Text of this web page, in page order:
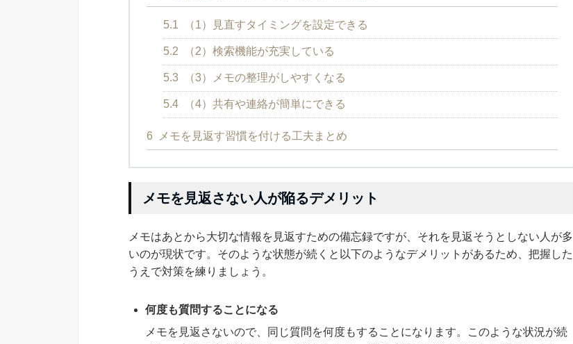
5.1 （1）見直すタイミングを設定できる
5.2 （2）検索機能が充実している
5.3 （3）メモの整理がしやすくなる
5.4 （4）共有や連絡が簡単にできる
6 メモを見返す習慣を付ける工夫まとめ
メモを見返さない人が陥るデメリット
メモはあとから大切な情報を見返すための備忘録ですが、それを見返そうとしない人が多
いのが現状です。そのような状態が続くと以下のようなデメリットがあるため、把握した
うえで対策を練りましょう。
何度も質問することになる
メモを見返さないので、同じ質問を何度もすることになります。このような状況が続